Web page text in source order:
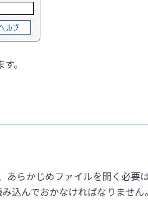
。
あらかじめファイルを開く必要
込んでおかなければなりません